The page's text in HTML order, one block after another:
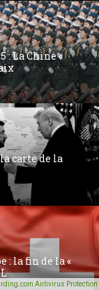
: La Chine «
carte de la
la fin de la «
Antivirus Protection